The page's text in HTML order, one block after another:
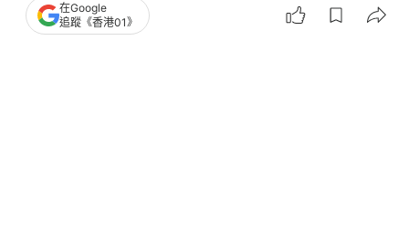
撰文：張偉倫
出版：2026-07-23 18:01
在Google
追蹤《香港01》